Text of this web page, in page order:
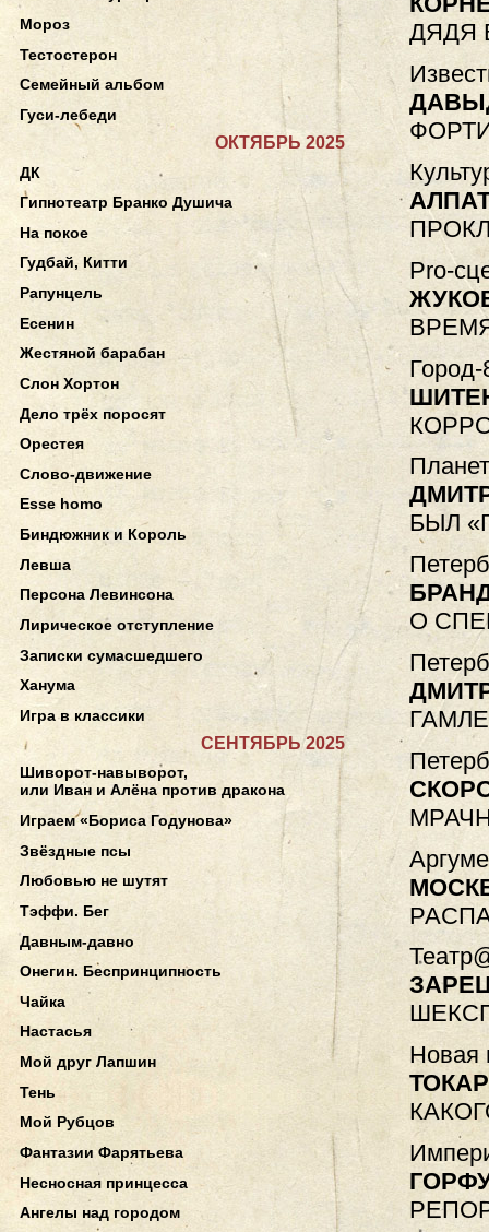
ДЯДЯ
Pro-
БЫЛ
О
Новая
Мороз
Тестостерон
Семейный альбом
Гуси-лебеди
ОКТЯБРЬ 2025
ДК
Гипнотеатр Бранко Душича
На покое
Гудбай, Китти
Рапунцель
Есенин
Жестяной барабан
Слон Хортон
Дело трёх поросят
Орестея
Слово-движение
Esse homo
Биндюжник и Король
Левша
Персона Левинсона
Лирическое отступление
Записки сумасшедшего
Ханума
Игра в классики
СЕНТЯБРЬ 2025
Шиворот-навыворот,
или Иван и Алёна против дракона
Играем «Бориса Годунова»
Звёздные псы
Любовью не шутят
Тэффи. Бег
Давным-давно
Онегин. Беспринципность
Чайка
Настасья
Мой друг Лапшин
Тень
Мой Рубцов
Фантазии Фарятьева
Несносная принцесса
Ангелы над городом